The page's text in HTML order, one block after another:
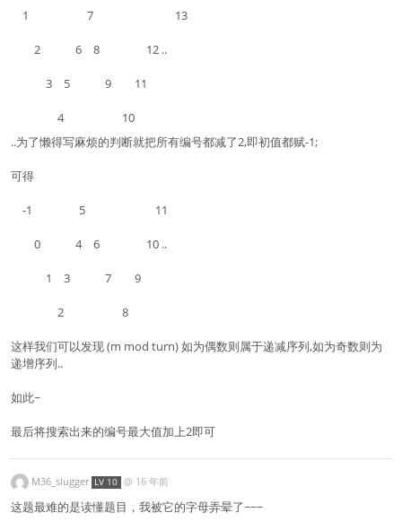
1 7 13
2 6 8 12 ..
3 5 9 11
4 10
..为了懒得写麻烦的判断就把所有编号都减了2,即初值都赋-1;
可得
-1 5 11
0 4 6 10 ..
1 3 7 9
2 8
这样我们可以发现 (m mod turn) 如为偶数则属于递减序列,如为奇数则为
递增序列..
如此~
最后将搜索出来的编号最大值加上2即可
M36_slugger LV 10 @ 16 年前
这题最难的是读懂题目，我被它的字母弄晕了~~~